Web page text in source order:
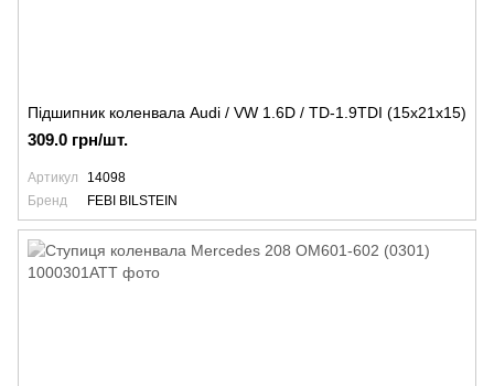
Підшипник коленвала Audi / VW 1.6D / TD-1.9TDI (15x21x15)
309.0 грн/шт.
Артикул
14098
Бренд
FEBI BILSTEIN